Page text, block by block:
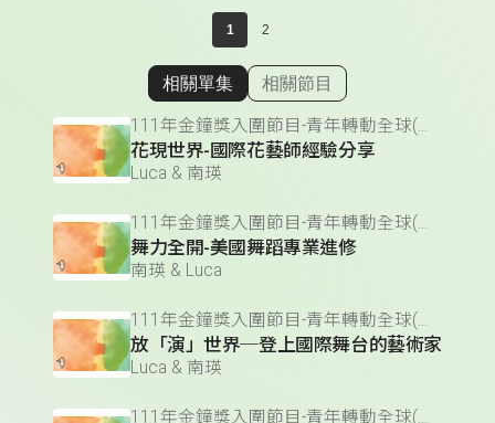
1 2
顯示相關單集
相關單集 相關節目
111年金鐘獎入圍節目-青年轉動全球(少年節目&主持人獎)
花現世界-國際花藝師經驗分享
Luca & 南瑛
111年金鐘獎入圍節目-青年轉動全球(少年節目&主持人獎)
舞力全開-美國舞蹈專業進修
南瑛 & Luca
111年金鐘獎入圍節目-青年轉動全球(少年節目&主持人獎)
放「演」世界─登上國際舞台的藝術家
Luca & 南瑛
111年金鐘獎入圍節目-青年轉動全球(少年節目&主持人獎)